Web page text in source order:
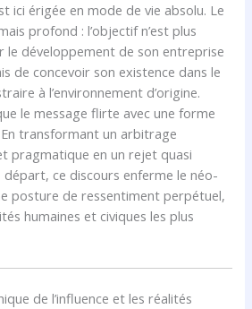
ici érigée en mode de vie absolu. Le
profond : l’objectif n’est plus
le développement de son entreprise
de concevoir son existence dans le
à l’environnement d’origine.
le message flirte avec une forme
transformant un arbitrage
pragmatique en un rejet quasi
ce discours enferme le néo-
posture de ressentiment perpétuel,
humaines et civiques les plus
de l’influence et les réalités